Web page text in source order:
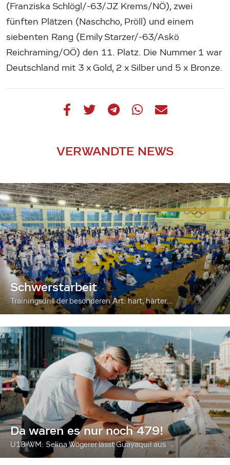
(Franziska Schlögl/-63/JZ Krems/NÖ), zwei
fünften Plätzen (Naschcho, Pröll) und einem
siebenten Rang (Emily Starzer/-63/Askö
Reichraming/OÖ) den 11. Platz. Die Nummer 1 war
Deutschland mit 3 x Gold, 2 x Silber und 5 x Bronze.
VERWANDTE NEWS
Schwerstarbeit
Trainingsdrill der besonderen Art: hart, härter...
Da waren es nur noch 479!
U18-WM: Selina Wögerer lässt Guayaquil aus